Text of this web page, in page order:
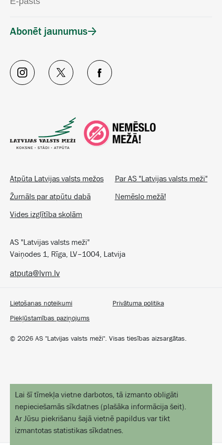
Atpūta Latvijas valsts mežos
Par AS "Latvijas valsts meži"
Žurnāls par atpūtu dabā
Nemēslo mežā!
Vides izglītība skolām
AS "Latvijas valsts meži"
Vaiņodes 1, Rīga, LV–1004, Latvija
Abonēt jaunumus
© 2026 AS "Latvijas valsts meži". Visas tiesības aizsargātas.
Lietošanas noteikumi
Privātuma politika
Piekļūstamības paziņojums
atputa@lvm.lv
Lai šī tīmekļa vietne darbotos, tā izmanto obligāti
nepieciešamās sīkdatnes (plašāka informācija šeit).
Ar Jūsu piekrišanu šajā vietnē papildus var tikt
izmantotas statistikas sīkdatnes.